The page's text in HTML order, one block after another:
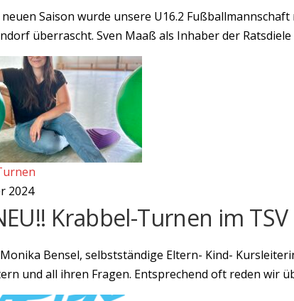
Saison wurde unsere U16.2
überrascht. Sven Maaß als Inhaber der
2024
Krabbel-Turnen im TSV
Bensel, selbstständige Eltern- Kind-
und all ihren Fragen. Entsprechend oft reden wir